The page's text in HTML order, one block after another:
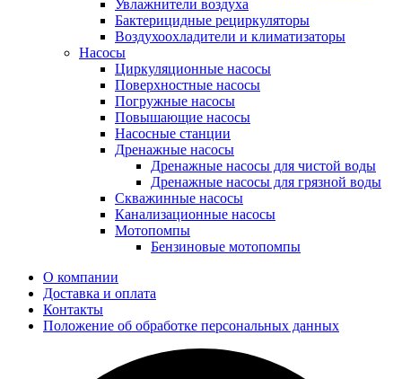
Увлажнители воздуха
Бактерицидные рециркуляторы
Воздухоохладители и климатизаторы
Насосы
Циркуляционные насосы
Поверхностные насосы
Погружные насосы
Повышающие насосы
Насосные станции
Дренажные насосы
Дренажные насосы для чистой воды
Дренажные насосы для грязной воды
Скважинные насосы
Канализационные насосы
Мотопомпы
Бензиновые мотопомпы
О компании
Доставка и оплата
Контакты
Положение об обработке персональных данных